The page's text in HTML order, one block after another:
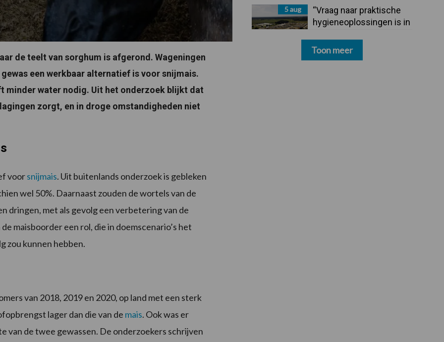
de teelt van sorghum is afgerond. Wageningen
een werkbaar alternatief is voor snijmais.
minder water nodig. Uit het onderzoek blijkt dat
zorgt, en in droge omstandigheden niet
voorsnijmais. Uit buitenlands onderzoek is gebleken
wel 50%. Daarnaast zouden de wortels van de
dringen, met als gevolg een verbetering van de
maisboorder een rol, die in doemscenario’s het
zou kunnen hebben.
van 2018, 2019 en 2020, op land met een sterk
lager dan die van de mais. Ook was er
van de twee gewassen. De onderzoekers schrijven
5 aug
“Vraag naar praktische
hygieneoplossingen is in
Toon meer